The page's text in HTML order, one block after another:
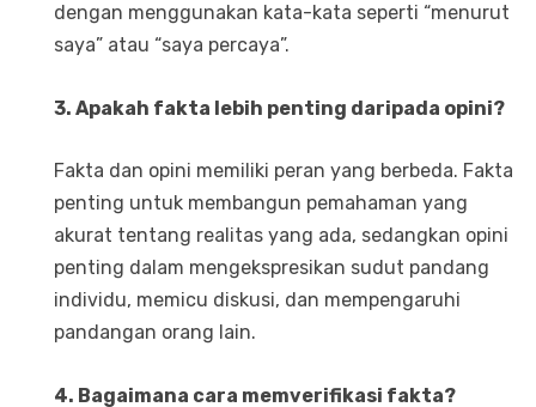
dengan menggunakan kata-kata seperti “menurut
saya” atau “saya percaya”.
3. Apakah fakta lebih penting daripada opini?
Fakta dan opini memiliki peran yang berbeda. Fakta
penting untuk membangun pemahaman yang
akurat tentang realitas yang ada, sedangkan opini
penting dalam mengekspresikan sudut pandang
individu, memicu diskusi, dan mempengaruhi
pandangan orang lain.
4. Bagaimana cara memverifikasi fakta?